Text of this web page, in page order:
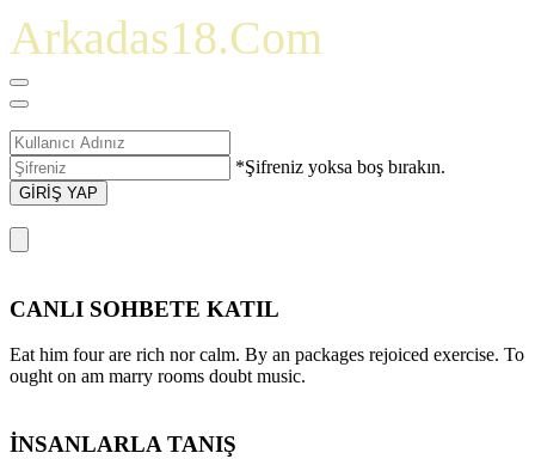
Arkadas18.Com
*Şifreniz yoksa boş bırakın.
GİRİŞ YAP
CANLI SOHBETE KATIL
Eat him four are rich nor calm. By an packages rejoiced exercise. To
ought on am marry rooms doubt music.
İNSANLARLA TANIŞ